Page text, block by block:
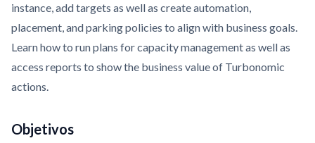
instance, add targets as well as create automation,
placement, and parking policies to align with business goals.
Learn how to run plans for capacity management as well as
access reports to show the business value of Turbonomic
actions.
Objetivos